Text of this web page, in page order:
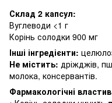
Склад 2 капсул:
Вуглеводи <1 г
Корінь солодки 900 мг
Інші інгредієнти:
Не містить: дріжджів,
молока, консервантів.
Фармакологічні